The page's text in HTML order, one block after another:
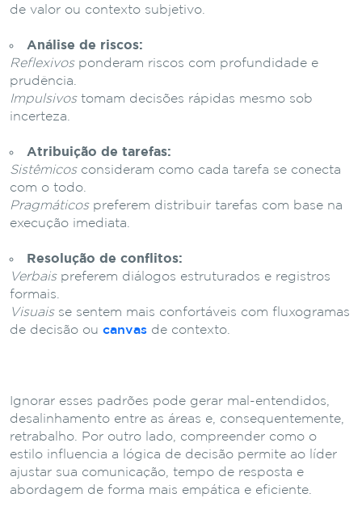
de valor ou contexto subjetivo.
Análise de riscos:
Reflexivosponderam riscos com profundidade e
prudência.
Impulsivostomam decisões rápidas mesmo sob
incerteza.
Atribuição de tarefas:
Sistêmicosconsideram como cada tarefa se conecta
com o todo.
Pragmáticospreferem distribuir tarefas com base na
execução imediata.
Resolução de conflitos:
Verbaispreferem diálogos estruturados e registros
formais.
Visuaisse sentem mais confortáveis com fluxogramas
de decisão ou canvas de contexto.
Ignorar esses padrões pode gerar mal-entendidos,
desalinhamento entre as áreas e, consequentemente,
retrabalho. Por outro lado, compreender como o
estilo influencia a lógica de decisão permite ao líder
ajustar sua comunicação, tempo de resposta e
abordagem de forma mais empática e eficiente.